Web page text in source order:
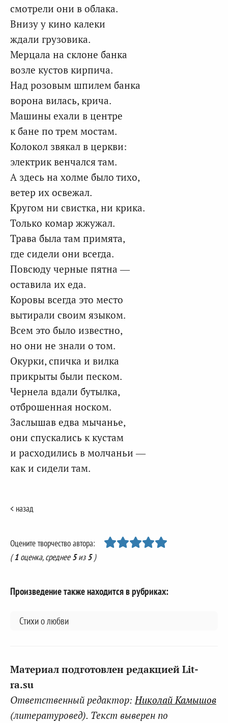
смотрели они в облака.
Внизу у кино калеки
ждали грузовика.
Мерцала на склоне банка
возле кустов кирпича.
Над розовым шпилем банка
ворона вилась, крича.
Машины ехали в центре
к бане по трем мостам.
Колокол звякал в церкви:
электрик венчался там.
А здесь на холме было тихо,
ветер их освежал.
Кругом ни свистка, ни крика.
Только комар жжужал.
Трава была там примята,
где сидели они всегда.
Повсюду черные пятна —
оставила их еда.
Коровы всегда это место
вытирали своим языком.
Всем это было известно,
но они не знали о том.
Окурки, спичка и вилка
прикрыты были песком.
Чернела вдали бутылка,
отброшенная носком.
Заслышав едва мычанье,
они спускались к кустам
и расходились в молчаньи —
как и сидели там.
< назад
Оцените творчество автора:
(1оценка, среднее5из5)
Произведение также находится в рубриках:
Стихи о любви
Материал подготовлен редакцией Lit-
ra.su
Ответственный редактор:Николай Камышов
(литературовед). Текст выверен по